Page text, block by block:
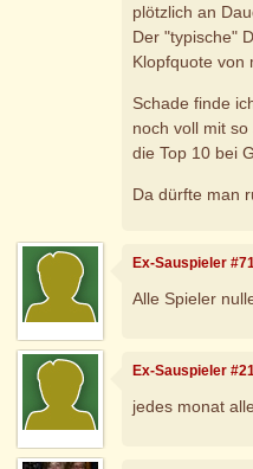
plötzlich an
Der "typische"
Klopfquote von
Schade finde
noch voll mit
die Top 10 bei
Da dürfte man
Ex-Sauspieler
Alle Spieler
Ex-Sauspieler
jedes monat